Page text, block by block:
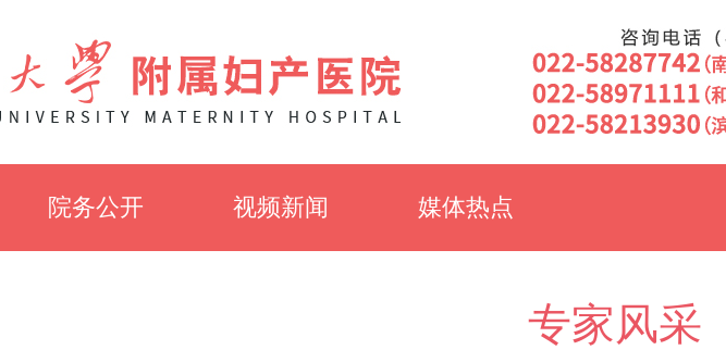
院务公开 视频新闻 媒体热点
专家风采